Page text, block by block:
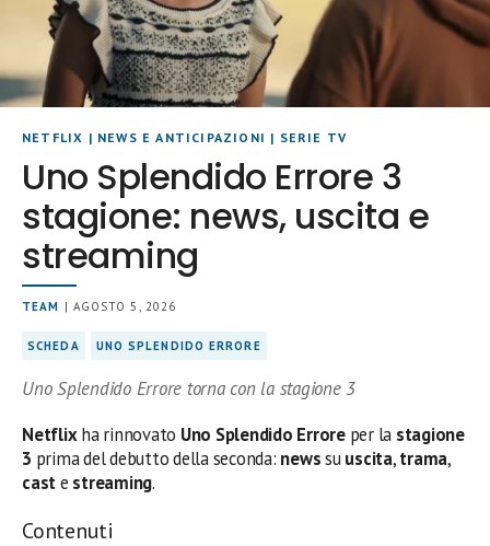
NETFLIX | NEWS E ANTICIPAZIONI | SERIE TV
Uno Splendido Errore 3
stagione: news, uscita e
streaming
TEAM | AGOSTO 5, 2026
SCHEDA UNO SPLENDIDO ERRORE
Uno Splendido Errore torna con la stagione 3
Netflixha rinnovato Uno Splendido Erroreper la stagione
3 prima del debutto della seconda: newssuuscita,trama,
caste streaming.
Contenuti